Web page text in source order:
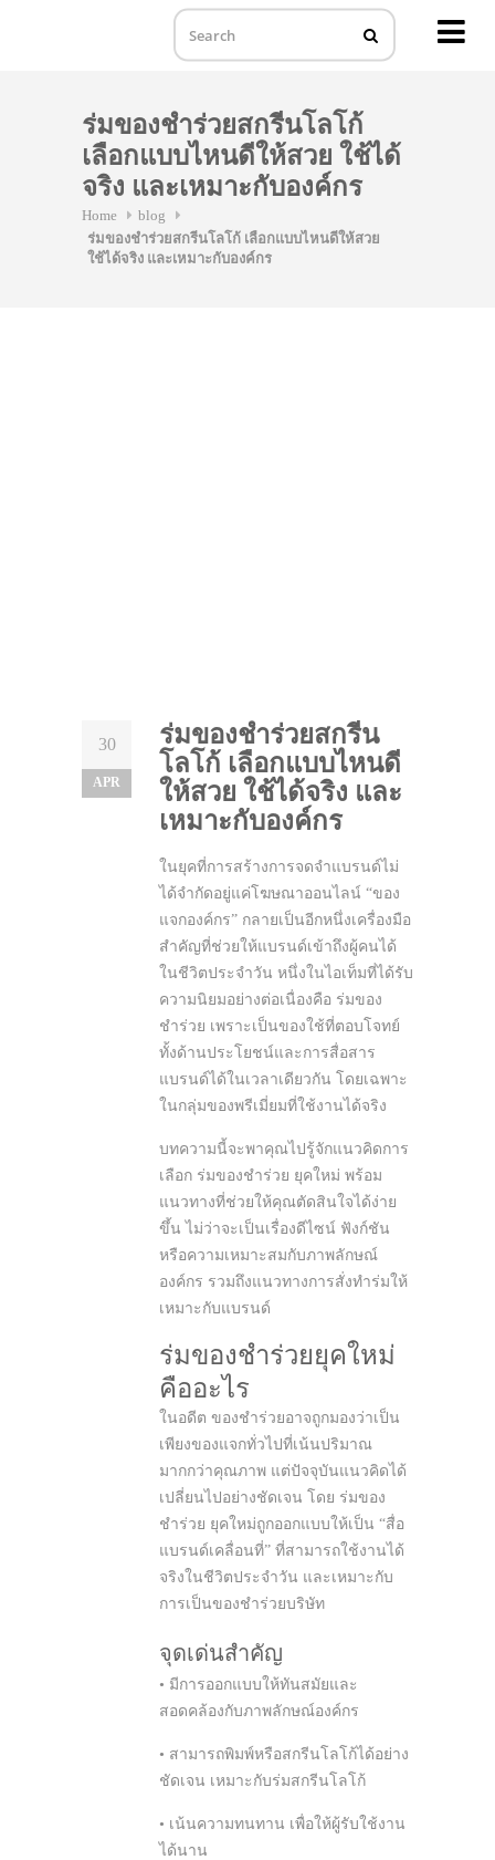
ร่มของชำร่วยสกรีนโลโก้
เลือกแบบไหนดีให้สวย ใช้ได้
จริง และเหมาะกับองค์กร
Home
blog
ร่มของชำร่วยสกรีนโลโก้ เลือกแบบไหนดีให้สวย
ใช้ได้จริง และเหมาะกับองค์กร
30
APR
ร่มของชำร่วยสกรีน
โลโก้ เลือกแบบไหนดี
ให้สวย ใช้ได้จริง และ
เหมาะกับองค์กร
ในยุคที่การสร้างการจดจำแบรนด์ไม่
ได้จำกัดอยู่แค่โฆษณาออนไลน์ “ของ
แจกองค์กร” กลายเป็นอีกหนึ่งเครื่องมือ
สำคัญที่ช่วยให้แบรนด์เข้าถึงผู้คนได้
ในชีวิตประจำวัน หนึ่งในไอเท็มที่ได้รับ
ความนิยมอย่างต่อเนื่องคือ ร่มของ
ชำร่วย เพราะเป็นของใช้ที่ตอบโจทย์
ทั้งด้านประโยชน์และการสื่อสาร
แบรนด์ได้ในเวลาเดียวกัน โดยเฉพาะ
ในกลุ่มของพรีเมี่ยมที่ใช้งานได้จริง
บทความนี้จะพาคุณไปรู้จักแนวคิดการ
เลือก ร่มของชำร่วย ยุคใหม่ พร้อม
แนวทางที่ช่วยให้คุณตัดสินใจได้ง่าย
ขึ้น ไม่ว่าจะเป็นเรื่องดีไซน์ ฟังก์ชัน
หรือความเหมาะสมกับภาพลักษณ์
องค์กร รวมถึงแนวทางการสั่งทำร่มให้
เหมาะกับแบรนด์
ร่มของชำร่วยยุคใหม่
คืออะไร
ในอดีต ของชำร่วยอาจถูกมองว่าเป็น
เพียงของแจกทั่วไปที่เน้นปริมาณ
มากกว่าคุณภาพ แต่ปัจจุบันแนวคิดได้
เปลี่ยนไปอย่างชัดเจน โดย ร่มของ
ชำร่วย ยุคใหม่ถูกออกแบบให้เป็น “สื่อ
แบรนด์เคลื่อนที่” ที่สามารถใช้งานได้
จริงในชีวิตประจำวัน และเหมาะกับ
การเป็นของชำร่วยบริษัท
จุดเด่นสำคัญ
• มีการออกแบบให้ทันสมัยและ
สอดคล้องกับภาพลักษณ์องค์กร
• สามารถพิมพ์หรือสกรีนโลโก้ได้อย่าง
ชัดเจน เหมาะกับร่มสกรีนโลโก้
• เน้นความทนทาน เพื่อให้ผู้รับใช้งาน
ได้นาน